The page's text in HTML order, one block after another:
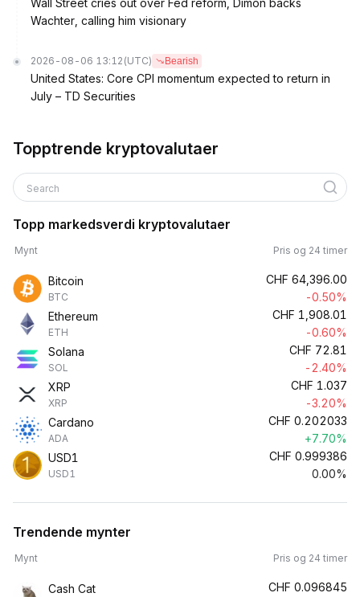
Wall Street cries out over Fed reform, Dimon backs
Wachter, calling him visionary
2026-08-06 13:12 (UTC) Bearish
United States: Core CPI momentum expected to return in
July – TD Securities
Topptrende kryptovalutaer
Search
Topp markedsverdi kryptovalutaer
Mynt Pris og 24 timer
Bitcoin
BTC
CHF 64,396.00
-0.50%
Ethereum
ETH
CHF 1,908.01
-0.60%
Solana
SOL
CHF 72.81
-2.40%
XRP
XRP
CHF 1.037
-3.20%
Cardano
ADA
CHF 0.202033
+7.70%
USD1
USD1
CHF 0.999386
0.00%
Trendende mynter
Mynt Pris og 24 timer
Cash Cat CHF 0.096845